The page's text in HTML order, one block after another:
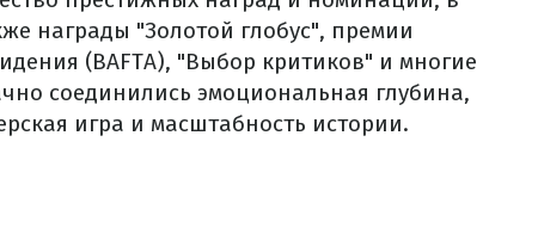
награды "Золотой глобус", премии
(BAFTA), "Выбор критиков" и многие
соединились эмоциональная глубина,
игра и масштабность истории.